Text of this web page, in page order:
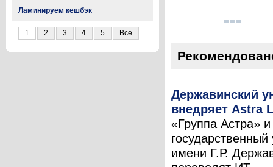
Ламинируем кешбэк
1 2 3 4 5 Все
Державинский
внедряет Astra
«Группа Астра»
государственный
имени Г.Р.